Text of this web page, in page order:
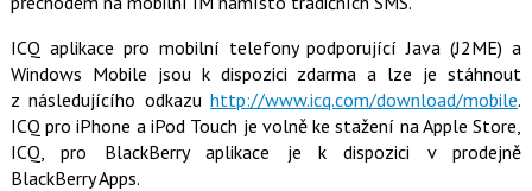
ICQ aplikace pro mobilní telefony podporující Java (J2ME) a
Windows Mobile jsou k dispozici zdarma a lze je stáhnout
z následujícího odkazuhttp://www.icq.com/download/mobile.
ICQ pro iPhone a iPod Touch je volně ke stažení na Apple Store,
ICQ, pro BlackBerry aplikace je k dispozici v prodejně
BlackBerry Apps.